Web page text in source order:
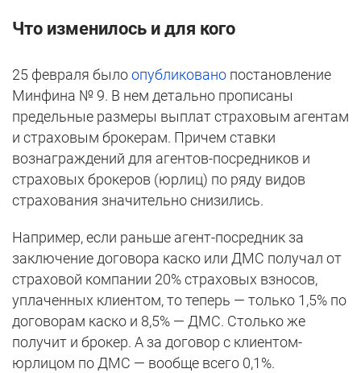
Что изменилось и для кого
25 февраля былоопубликовано постановление
Минфина № 9. В нем детально прописаны
предельные размеры выплат страховым агентам
и страховым брокерам. Причем ставки
вознаграждений для агентов-посредников и
страховых брокеров (юрлиц) по ряду видов
страхования значительно снизились.
Например, если раньше агент-посредник за
заключение договора каско или ДМС получал от
страховой компании 20% страховых взносов,
уплаченных клиентом, то теперь — только 1,5% по
договорам каско и 8,5% — ДМС. Столько же
получит и брокер. А за договор с клиентом-
юрлицом по ДМС — вообще всего 0,1%.